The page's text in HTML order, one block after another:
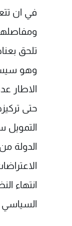
في ان
تلحق
وهو
الاطار
التمويل
الدولة
انتهاء